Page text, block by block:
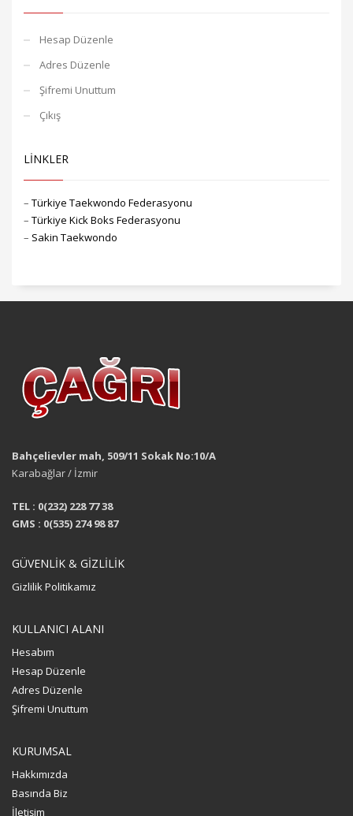
Hesap Düzenle
Adres Düzenle
Şifremi Unuttum
Çıkış
LİNKLER
– Türkiye Taekwondo Federasyonu
– Türkiye Kick Boks Federasyonu
– Sakin Taekwondo
Bahçelievler mah, 509/11 Sokak No:10/A
Karabağlar / İzmir
TEL : 0(232) 228 77 38
GMS : 0(535) 274 98 87
GÜVENLİK & GİZLİLİK
Gizlilik Politikamız
KULLANICI ALANI
Hesabım
Hesap Düzenle
Adres Düzenle
Şifremi Unuttum
KURUMSAL
Hakkımızda
Basında Biz
İletişim